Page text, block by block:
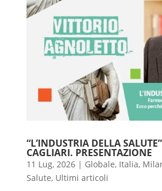
“L’INDUSTRIA DELLA
CAGLIARI. PRESENTAZIONE
11 Lug, 2026| Globale, Italia,
Salute, Ultimi articoli